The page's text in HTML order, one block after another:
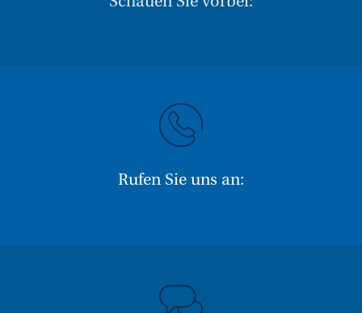
Rufen Sie uns an: